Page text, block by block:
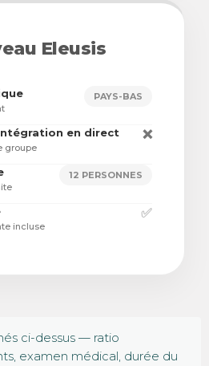
Eleusis
PAYS-BAS
en direct
groupe
❌
12 PERSONNES
incluse
✅
ci-dessus — ratio
examen médical, durée du